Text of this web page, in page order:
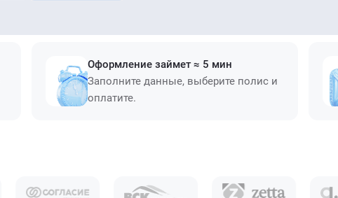
Оформление займет ≈ 5 мин
Заполните данные, выберите полис и
оплатите.